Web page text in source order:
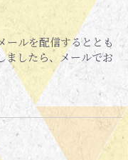
ールを配信するととも
ましたら、メールでお